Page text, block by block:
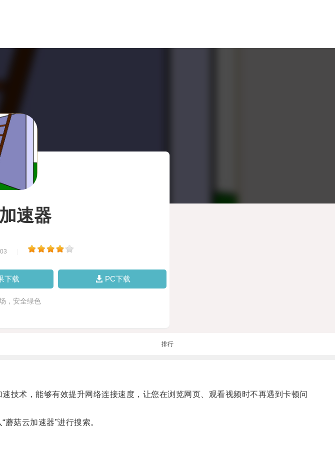
速器
下载 PC下载
，安全绿色
排行
术，能够有效提升网络连接速度，让您在浏览网页、观看视频时不再遇到卡顿问
菇云加速器”进行搜索。